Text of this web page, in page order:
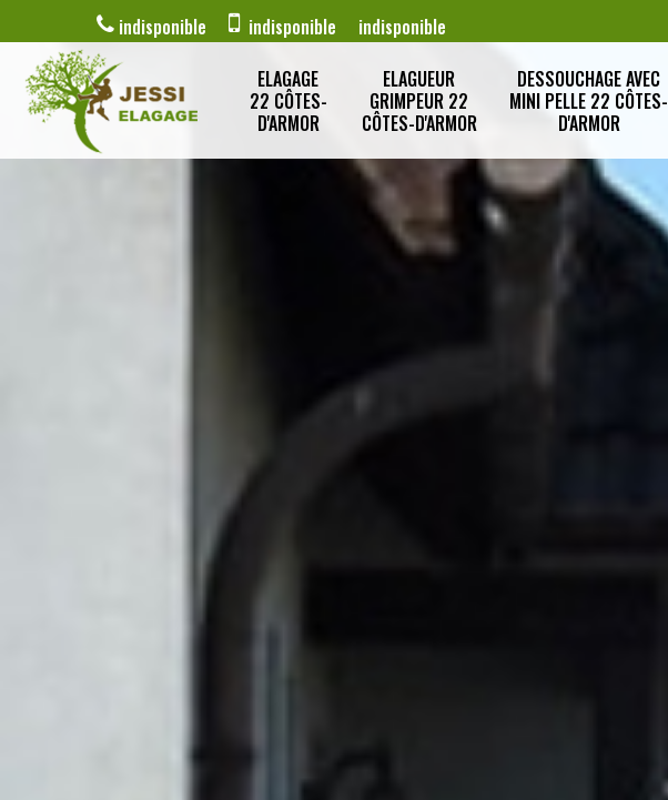
indisponible indisponible indisponible
ELAGAGE
22 CÔTES-
D'ARMOR
ELAGUEUR
GRIMPEUR 22
CÔTES-D'ARMOR
DESSOUCHAGE AVEC
MINI PELLE 22 CÔTES-
D'ARMOR